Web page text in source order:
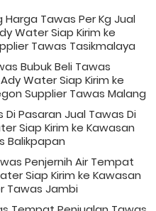
Tawas Per Kg Jual
Water Siap Kirim ke
Tawas Tasikmalaya
Bubuk Beli Tawas
Water Siap Kirim ke
Supplier Tawas Malang
Pasaran Jual Tawas Di
Siap Kirim ke Kawasan
Balikpapan
Penjernih Air Tempat
Siap Kirim ke Kawasan
Tawas Jambi